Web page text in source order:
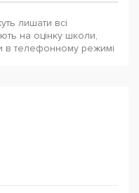
лишати всі
на оцінку школи,
в телефонному режимі